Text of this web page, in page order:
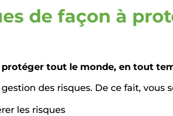
de façon à
protéger tout le monde, en tout
des risques. De ce fait, vous
les risques